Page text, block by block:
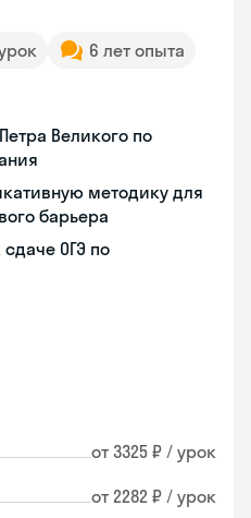
6 лет опыта
Великого по
методику для
барьера
сдаче ОГЭ по
от 3325 ₽ / урок
от 2282 ₽ / урок